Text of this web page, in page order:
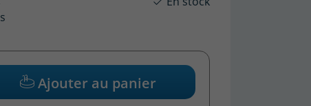
Ajouter au panier